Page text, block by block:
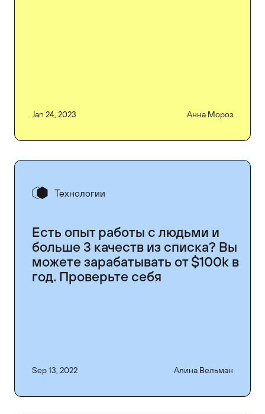
Jan 24, 2023 Анна Мороз
Технологии
Есть опыт работы с людьми и
больше 3 качеств из списка? Вы
можете зарабатывать от $100k в
год. Проверьте себя
Sep 13, 2022 Алина Вельман